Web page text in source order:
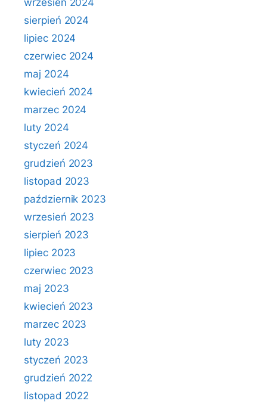
wrzesień 2024
sierpień 2024
lipiec 2024
czerwiec 2024
maj 2024
kwiecień 2024
marzec 2024
luty 2024
styczeń 2024
grudzień 2023
listopad 2023
październik 2023
wrzesień 2023
sierpień 2023
lipiec 2023
czerwiec 2023
maj 2023
kwiecień 2023
marzec 2023
luty 2023
styczeń 2023
grudzień 2022
listopad 2022